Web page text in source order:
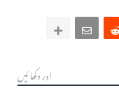
اور دکھائیں